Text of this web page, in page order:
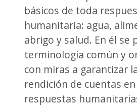
básicos de toda
humanitaria: agua,
abrigo y salud. En él se
terminología común y
con miras a garantizar
rendición de cuentas
respuestas